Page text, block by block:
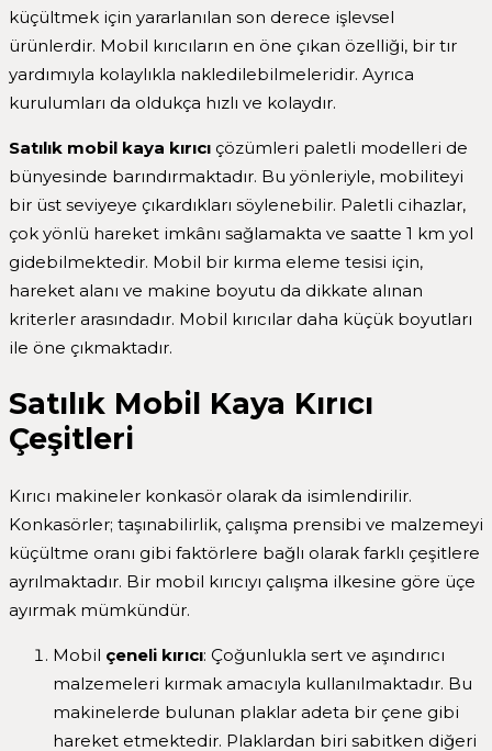
küçültmek için yararlanılan son derece işlevsel
ürünlerdir. Mobil kırıcıların en öne çıkan özelliği, bir tır
yardımıyla kolaylıkla nakledilebilmeleridir. Ayrıca
kurulumları da oldukça hızlı ve kolaydır.
Satılık mobil kaya kırıcı çözümleri paletli modelleri de
bünyesinde barındırmaktadır. Bu yönleriyle, mobiliteyi
bir üst seviyeye çıkardıkları söylenebilir. Paletli cihazlar,
çok yönlü hareket imkânı sağlamakta ve saatte 1 km yol
gidebilmektedir. Mobil bir kırma eleme tesisi için,
hareket alanı ve makine boyutu da dikkate alınan
kriterler arasındadır. Mobil kırıcılar daha küçük boyutları
ile öne çıkmaktadır.
Satılık Mobil Kaya Kırıcı
Çeşitleri
Kırıcı makineler konkasör olarak da isimlendirilir.
Konkasörler; taşınabilirlik, çalışma prensibi ve malzemeyi
küçültme oranı gibi faktörlere bağlı olarak farklı çeşitlere
ayrılmaktadır. Bir mobil kırıcıyı çalışma ilkesine göre üçe
ayırmak mümkündür.
Mobil çeneli kırıcı: Çoğunlukla sert ve aşındırıcı
malzemeleri kırmak amacıyla kullanılmaktadır. Bu
makinelerde bulunan plaklar adeta bir çene gibi
hareket etmektedir. Plaklardan biri sabitken diğeri